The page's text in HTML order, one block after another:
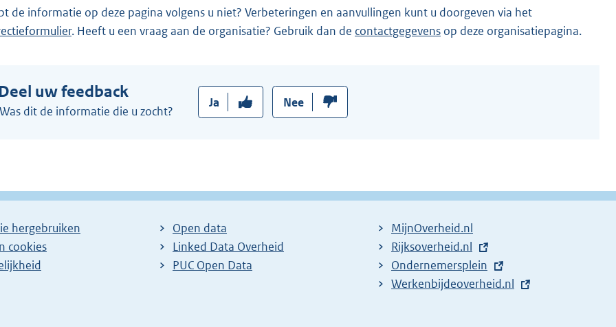
i
n
de informatie op deze pagina volgens u niet? Verbeteringen en aanvullingen kunt u doorgeven via het
. Heeft u een vraag aan de organisatie? Gebruik dan de contactgegevens op deze organisatiepagina.
uw feedback
Was dit de informatie die u zocht?
Ja Nee
hergebruiken
cookies
Open data
Linked Data Overheid
PUC Open Data
MijnOverheid.nl
E
x
t
Rijksoverheid.nl
E
x
Ondernemersplein
E
Werkenbijdeoverheid.nl